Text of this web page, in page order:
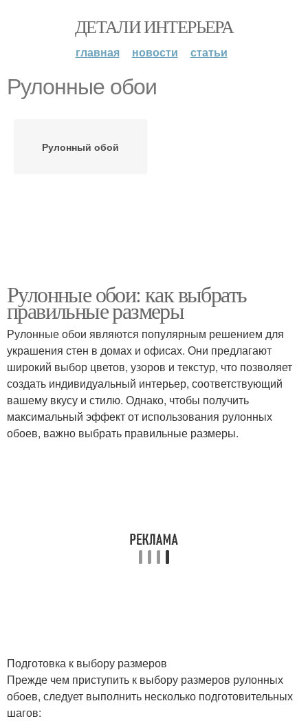
ДЕТАЛИ ИНТЕРЬЕРА
главная новости статьи
Рулонные обои
Рулонный обой
Рулонные обои: как выбрать
правильные размеры
Рулонные обои являются популярным решением для
украшения стен в домах и офисах. Они предлагают
широкий выбор цветов, узоров и текстур, что позволяет
создать индивидуальный интерьер, соответствующий
вашему вкусу и стилю. Однако, чтобы получить
максимальный эффект от использования рулонных
обоев, важно выбрать правильные размеры.
Подготовка к выбору размеров
Прежде чем приступить к выбору размеров рулонных
обоев, следует выполнить несколько подготовительных
шагов: